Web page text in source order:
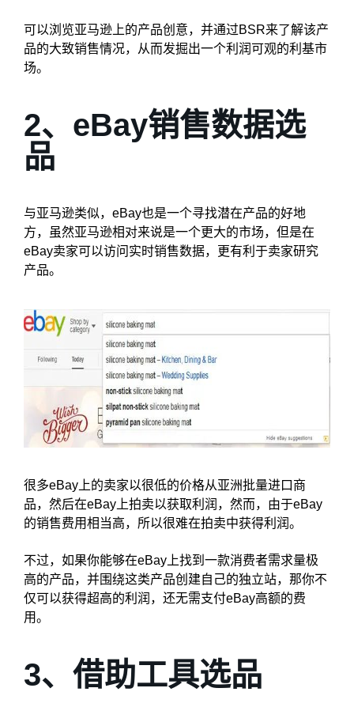
可以浏览亚马逊上的产品创意，并通过BSR来了解该产
品的大致销售情况，从而发掘出一个利润可观的利基市
场。
2、eBay销售数据选
品
与亚马逊类似，eBay也是一个寻找潜在产品的好地
方，虽然亚马逊相对来说是一个更大的市场，但是在
eBay卖家可以访问实时销售数据，更有利于卖家研究
产品。
很多eBay上的卖家以很低的价格从亚洲批量进口商
品，然后在eBay上拍卖以获取利润，然而，由于eBay
的销售费用相当高，所以很难在拍卖中获得利润。
不过，如果你能够在eBay上找到一款消费者需求量极
高的产品，并围绕这类产品创建自己的独立站，那你不
仅可以获得超高的利润，还无需支付eBay高额的费
用。
3、借助工具选品